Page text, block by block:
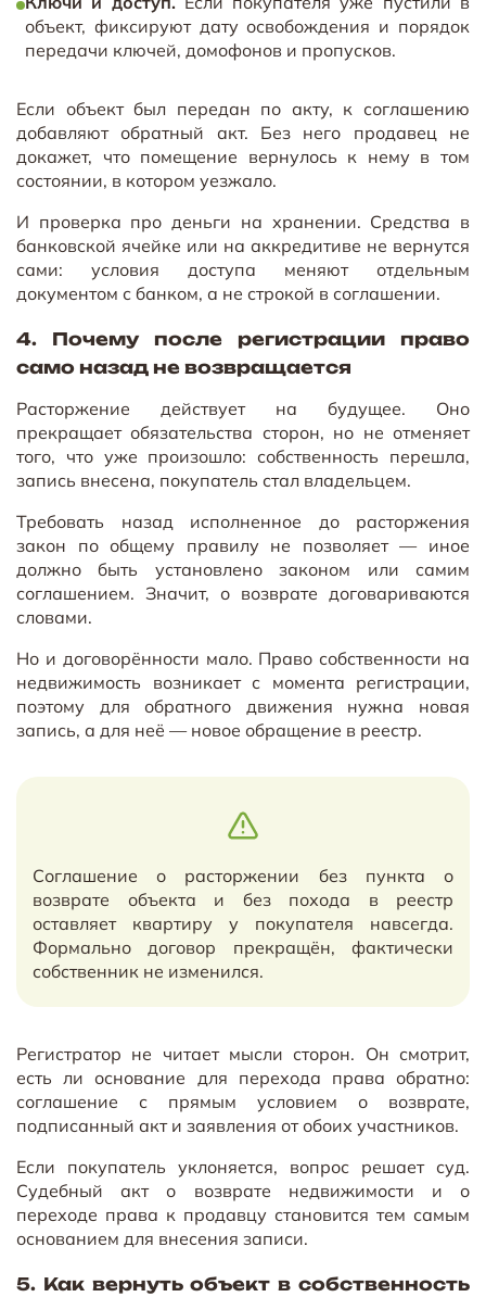
объект, фиксируют дату освобождения и порядок
передачи ключей, домофонов и пропусков.
Если объект был передан по акту, к соглашению
добавляют обратный акт. Без него продавец не
докажет, что помещение вернулось к нему в том
состоянии, в котором уезжало.
И проверка про деньги на хранении. Средства в
банковской ячейке или на аккредитиве не вернутся
сами: условия доступа меняют отдельным
документом с банком, а не строкой в соглашении.
4. Почему после регистрации право
само назад не возвращается
Расторжение действует на будущее. Оно
прекращает обязательства сторон, но не отменяет
того, что уже произошло: собственность перешла,
запись внесена, покупатель стал владельцем.
Требовать назад исполненное до расторжения
закон по общему правилу не позволяет — иное
должно быть установлено законом или самим
соглашением. Значит, о возврате договариваются
словами.
Но и договорённости мало. Право собственности на
недвижимость возникает с момента регистрации,
поэтому для обратного движения нужна новая
запись, а для неё — новое обращение в реестр.
Соглашение о расторжении без пункта о
возврате объекта и без похода в реестр
оставляет квартиру у покупателя навсегда.
Формально договор прекращён, фактически
собственник не изменился.
Регистратор не читает мысли сторон. Он смотрит,
есть ли основание для перехода права обратно:
соглашение с прямым условием о возврате,
подписанный акт и заявления от обоих участников.
Если покупатель уклоняется, вопрос решает суд.
Судебный акт о возврате недвижимости и о
переходе права к продавцу становится тем самым
основанием для внесения записи.
5. Как вернуть объект в собственность